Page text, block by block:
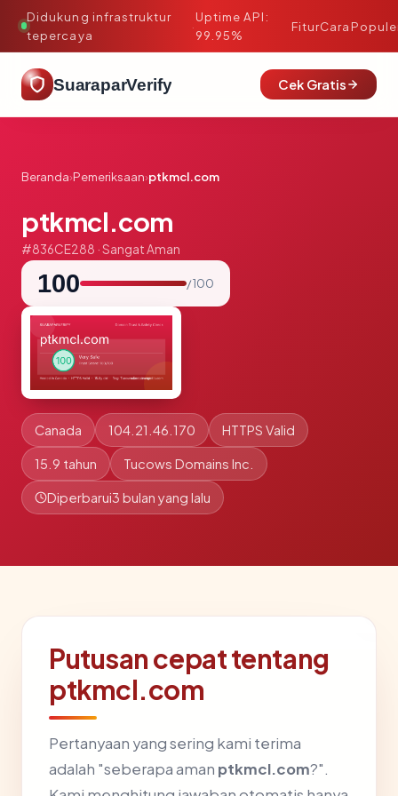
Didukung infrastruktur
tepercaya
·
Uptime API:
99.95%
FiturCara
SuaraparVerify Cek Gratis
Beranda›Pemeriksaan›ptkmcl.com
ptkmcl.com
#836CE288 · Sangat Aman
100 / 100
Canada 104.21.46.170 HTTPS Valid
15.9 tahun Tucows Domains Inc.
Diperbarui3 bulan yang lalu
Putusan cepat tentang
ptkmcl.com
Pertanyaan yang sering kami terima
adalah "seberapa aman ptkmcl.com?".